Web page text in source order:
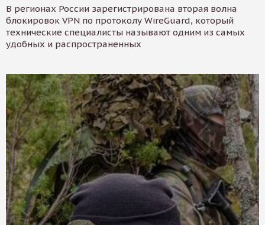
В регионах России зарегистрирована вторая волна
блокировок VPN по протоколу WireGuard, который
технические специалисты называют одним из самых
удобных и распространенных